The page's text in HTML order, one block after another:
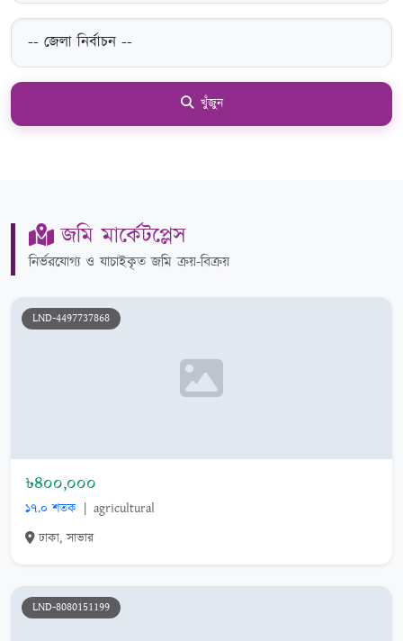
খুঁজুন
জমি মার্কেটপ্লেস
নির্ভরযোগ্য ও যাচাইকৃত জমি ক্রয়-বিক্রয়
LND-4497737868
৳৪০০,০০০
১৭.০ শতক
agricultural
ঢাকা, সাভার
LND-8080151199